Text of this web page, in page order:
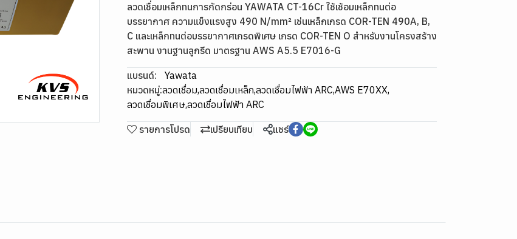
ลวดเชื่อมเหล็กทนการกัดกร่อน YAWATA CT-16Cr ใช้เช้อมเหล็กทนต่อ
บรรยากาศ ความแข็งแรงสูง 490 N/mm² เช่นเหล็กเกรด COR-TEN 490A, B,
C และเหล็กทนต่อบรรยากาศเกรดพิเศษ เกรด COR-TEN O สำหรับงานโครงสร้าง
สะพาน งานฐานลูกรีด มาตรฐาน AWS A5.5 E7016-G
แบรนด์:
Yawata
หมวดหมู่:ลวดเชื่อม,ลวดเชื่อมเหล็ก,ลวดเชื่อมไฟฟ้า ARC,AWS E70XX,
ลวดเชื่อมพิเศษ,ลวดเชื่อมไฟฟ้า ARC
รายการโปรด เปรียบเทียบ แชร์